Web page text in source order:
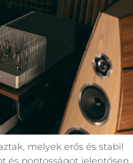
melyek erős és stabil